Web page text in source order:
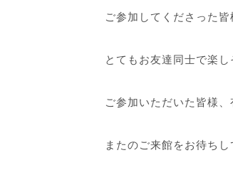
ご参加してくださった
とてもお友達同士で楽
ご参加いただいた皆様、
またのご来館をお待ち